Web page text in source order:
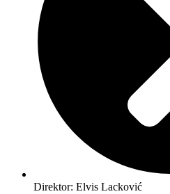
Direktor: Elvis Lacković